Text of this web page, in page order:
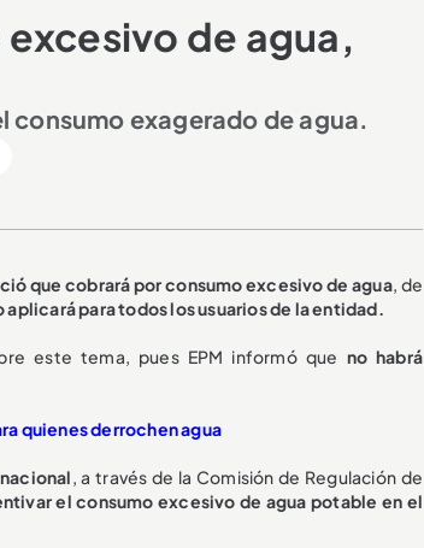
de agua,
consumo exagerado de agua.
que cobrará por consumo excesivo de agua, de
aplicará para todos los usuarios de la entidad.
este tema, pues EPM informó que no habrá
quienes derrochen agua
, a través de la Comisión de Regulación de
el consumo excesivo de agua potable en el